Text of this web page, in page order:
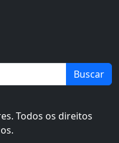
Buscar
Todos os direitos